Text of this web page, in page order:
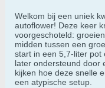
Welkom bij een uniek
autoflower! Deze keer
voorgeschoteld:
midden tussen een
start in een 5,7-liter pot
later ondersteund door
kijken hoe deze snelle
een atypische setup.